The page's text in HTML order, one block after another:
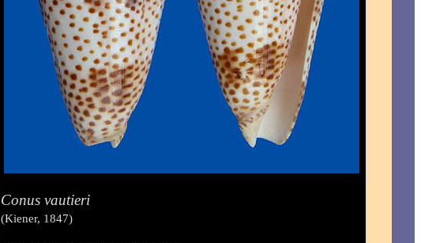
Conus vautieri
(Kiener, 1847)